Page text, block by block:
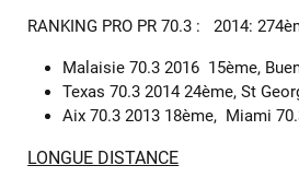
RANKING PRO PR 70.3 : 2014:
Malaisie 70.3 2016 15ème,
Texas 70.3 2014 24ème, St
Aix 70.3 2013 18ème, Miami
LONGUE DISTANCE